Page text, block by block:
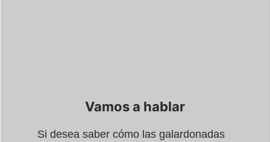
Vamos a hablar
Si desea saber cómo las galardonadas